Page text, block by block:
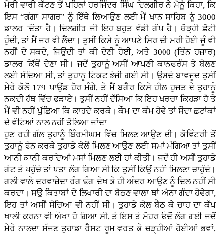
ਮੇਰੀ ਵਾਰੀ ਕੱਟਣ ਤੋਂ ਪਹਿਲਾਂ ਹਰਜਿੰਦਰ ਸਿੰਘ ਦਿਲਗੀਰ ਨੇ ਮੈਨੂੰ ਕਿਹਾ, ਕਿ
ਇਸ “ਗੰਗਾ ਸਾਗਰ” ਨੂੰ ਇੱਥੇ ਲਿਆਉਣ ਲਈ ਮੈਂ ਖਾਨ ਸਾਹਿਬ ਨੂੰ 3000
ਡਾਲਰ ਦਿੱਤਾ ਹੈ। ਦਿਲਗੀਰ ਜੀ ਇਹ ਬਹੁਤ ਵੱਡੀ ਗੱਪ ਹੈ। ਥੋੜ੍ਹੀ ਛੋਟੀ
ਹੁੰਦੀ, ਤਾਂ ਮੈਂ ਜਰ ਵੀ ਲੈਂਦਾ। ਤੁਸੀਂ ਕਿਸੇ ਨੂੰ ਆਪਣੇ ਸਿਰ ਦੀ ਮਰੀ ਹੋਈ ਜੂੰ ਵੀ
ਨਹੀਂ ਦੇ ਸਕਦੇ, ਜਿਉਂਦੀ ਤਾਂ ਕੀ ਦੇਣੀ ਹੋਈ, ਅਤੇ 3000 (ਤਿੰਨ ਹਜ਼ਾਰ)
ਡਾਲਰ ਕਿੱਥੋਂ ਦੇਣਾ ਸੀ। ਜਦੋਂ ਤੁਹਾਨੂੰ ਅਸੀਂ ਆਪਣੀ ਕਾਨਫਰੰਸ ਤੇ ਬੋਲਣ
ਲਈ ਸੱਦਿਆ ਸੀ, ਤਾਂ ਤੁਹਾਨੂੰ ਟਿਕਟ ਭੇਜੀ ਗਈ ਸੀ। ਉਸਦੇ ਬਾਵਜੂਦ ਤੁਸੀਂ
ਮੇਰੇ ਕੋਲੋਂ 179 ਪਾਉਂਡ ਹੋਰ ਮੰਗੇ, ਤੇ ਮੈਂ ਬਗੈਰ ਕਿਸੇ ਹੀਲ ਹੁਜਤ ਦੇ ਤੁਹਾਨੂੰ
ਨਕਦੀ ਹੱਥ ਵਿੱਚ ਫੜਾਏ। ਤੁਸੀਂ ਨਹੀਂ ਦੱਸਿਆ ਕਿ ਇਹ ਖਰਚਾ ਕਿਹੜਾ ਹੈ ਤੇ
ਮੈਂ ਵੀ ਨਹੀਂ ਪੁੱਛਿਆ ਕਿ ਕਾਹਦੇ ਕਰਕੇ। ਕੌਮ ਦਾ ਕੰਮ ਹੋਵੇ ਤਾਂ ਸੌਦਾ ਛਟਾਂਕਾਂ
ਦੇ ਵੱਟਿਆਂ ਨਾਲ ਨਹੀਂ ਤੋਲਿਆ ਜਾਂਦਾ।
ਹੁਣ ਰਹੀ ਗੱਲ ਤੁਹਾਨੂੰ ਬਿੰਰਮੀਘਮ ਵਿੱਚ ਮਿਲਣ ਆਉਣ ਦੀ। ਕੋਵਿੰਟਰੀ ਤੋਂ
ਤੁਹਾਨੂੰ ਫੋਨ ਕਰਕੇ ਤੁਹਾਡੇ ਕੋਲੋਂ ਮਿਲਣ ਆਉਣ ਲਈ ਸਮਾਂ ਮੰਗਿਆ ਤਾਂ ਤੁਸੀਂ
ਆਨੀ ਕਾਨੀ ਕਰਦਿਆਂ ਮਸਾਂ ਮਿਲਣ ਲਈ ਹਾਂ ਕੀਤੀ। ਜਦੋਂ ਹੀ ਅਸੀਂ ਤੁਹਾਡੇ
ਗੇਟ ਤੇ ਪਹੁੰਚੇ ਤਾਂ ਪਤਾ ਲੱਗ ਗਿਆ ਸੀ ਕਿ ਤੁਸੀਂ ਕਿਉਂ ਨਹੀਂ ਮਿਲਣਾ ਚਾਹੁੰਦੇ।
ਗਲੀ ਵਾਲੇ ਦਰਵਾਜ਼ੇਦਾ ਰੰਗ ਢੰਗ ਦੇਖ ਕੇ ਹੀ ਅੰਦਰ ਆਉਣ ਨੂੰ ਦਿਲ ਨਹੀਂ ਸੀ
ਕਰਦਾ। ਸਉ ਕਿਤਾਬਾਂ ਦੇ ਲਿਖਾਰੀ ਦਾ ਬੈਠਣ ਵਾਲਾ ਥਾਂ ਐਨਾ ਗੰਦਾ ਹੋਵੇਗਾ,
ਇਹ ਤਾਂ ਅਸੀਂ ਸੋਚਿਆ ਵੀ ਨਹੀਂ ਸੀ। ਤੁਹਾਡੇ ਕੋਲ ਬੈਠ ਕੇ ਚਾਹ ਦਾ ਕੱਪ
ਖਾਲੀ ਕਰਨਾ ਵੀ ਔਖਾ ਹੋ ਗਿਆ ਸੀ, ਤੇ ਇਸ ਤੇ ਮੋਹਰ ਓਦੋਂ ਲੱਗ ਗਈ ਜਦੋਂ
ਮੇਰੇ ਨਾਲਦਾ ਸੱਜਣ ਤੁਹਾਡਾ ਰੈਸਟ ਰੂਮ ਵਰਤ ਕੇ ਚੜ੍ਹੀਆਂ ਹੋਈਆਂ ਭਵਾਂ,